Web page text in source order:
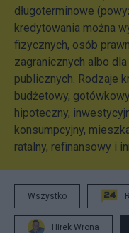
długoterminowe
kredytowania można
fizycznych, osób
zagranicznych albo
publicznych. Rodzaje
budżetowy,
hipoteczny,
konsumpcyjny,
ratalny, refinansowy i
Wszystko
Hirek Wrona